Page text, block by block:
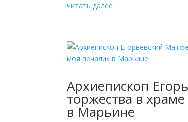
читать далее
Архиепископ
торжества в
в Марьине